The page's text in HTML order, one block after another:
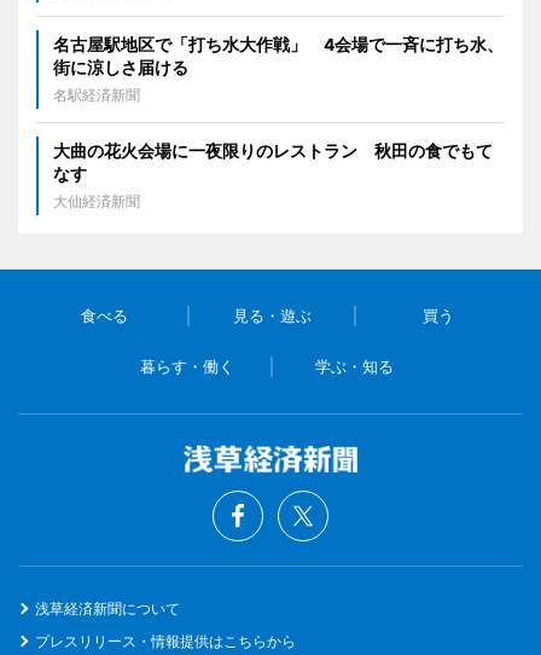
名古屋駅地区で「打ち水大作戦」 4会場で一斉に打ち水、
街に涼しさ届ける
名駅経済新聞
大曲の花火会場に一夜限りのレストラン 秋田の食でもて
なす
大仙経済新聞
食べる 見る・遊ぶ 買う
暮らす・働く 学ぶ・知る
浅草経済新聞について
プレスリリース・情報提供はこちらから